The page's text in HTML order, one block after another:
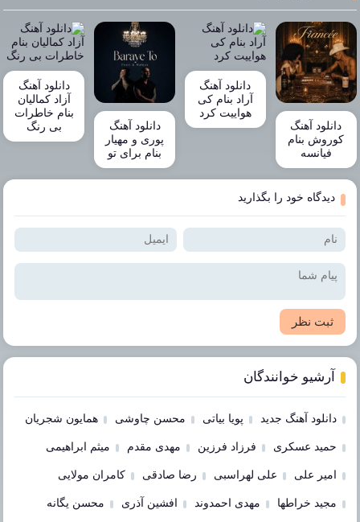
دانلود آهنگ
کوروش بنام
فیانسه
دانلود آهنگ
آراد بنام کی
هواییت کرد
دانلود آهنگ
پوری و مهیار
بنام برای تو
دانلود آهنگ
آزاد کمالیان
بنام خاطرات
بی رنگ
دیدگاه خود را بگذارید
ثبت نظر
آرشیو خوانندگان
دانلود آهنگ جدید پویا بیاتی محسن چاوشی همایون شجریان
حمید عسکری فرزاد فرزین مهدی مقدم میثم ابراهیمی
امیر علی علی لهراسبی رضا صادقی کامران مولایی
مجید خراطها مهدی احمدوند افشین آذری محسن یگانه